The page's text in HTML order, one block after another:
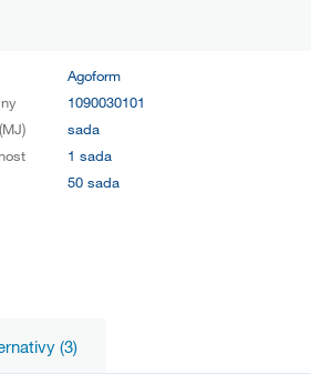
Agoform
1090030101
sada
1 sada
50 sada
(3)